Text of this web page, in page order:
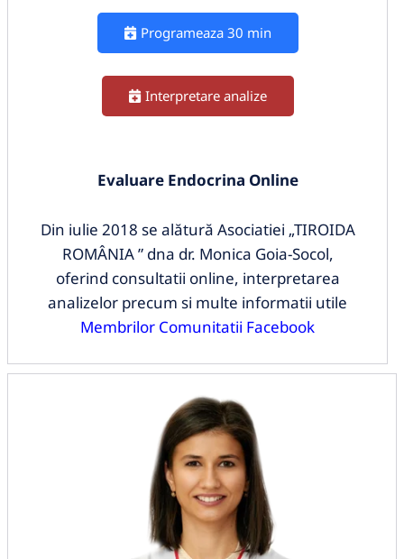
Programeaza 30 min
Interpretare analize
Evaluare Endocrina Online
Din iulie 2018 se alătură Asociatiei „TIROIDA
ROMÂNIA ” dna dr. Monica Goia-Socol,
oferind consultatii online, interpretarea
analizelor precum si multe informatii utile
Membrilor Comunitatii Facebook